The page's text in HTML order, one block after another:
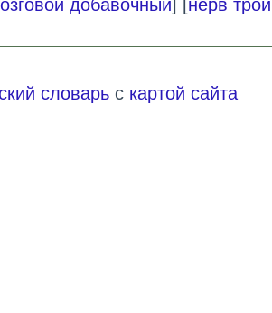
добавочный] [нерв
словарьс картой сайта